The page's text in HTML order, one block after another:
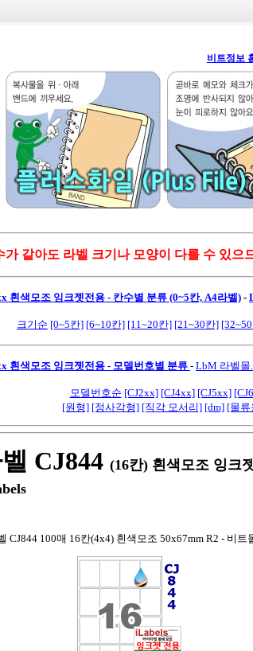
비트정보
같아도 라벨 크기나 모양이 다를 수 있으
흰색모조 잉크젯전용 - 칸수별 분류 (0~5칸, A4라벨) -
크기순 [0~5칸] [6~10칸] [11~20칸] [21~30칸]
흰색모조 잉크젯전용 - 모델번호별 분류 - LbM 라벨몰
모델번호순 [CJ2xx] [CJ4xx] [CJ5xx]
[원형] [정사각형] [직각 모서리] [dm] [물류
CJ844 (16칸) 흰색모조 잉크
CJ844 100매 16칸(4x4) 흰색모조 50x67mm R2 - 비트